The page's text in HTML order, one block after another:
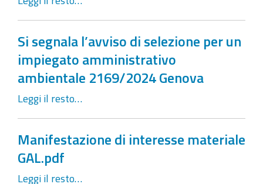
Si segnala l’avviso di selezione per un
impiegato amministrativo
ambientale 2169/2024 Genova
Leggi il resto…
Manifestazione di interesse materiale
GAL.pdf
Leggi il resto…